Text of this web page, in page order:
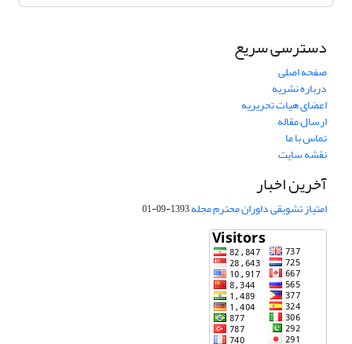
دسترسی سریع
صفحه اصلی
درباره نشریه
اعضای هیات تحریریه
ارسال مقاله
تماس با ما
نقشه سایت
آخرین اخبار
امتیاز تشویقی داوران محترم مجله1393-09-01